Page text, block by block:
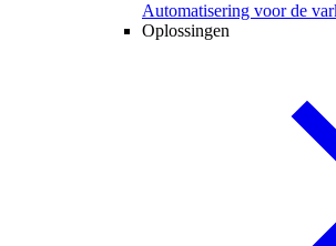
Automatisering voor de
Oplossingen